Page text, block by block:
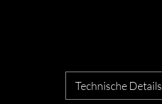
Technische Details